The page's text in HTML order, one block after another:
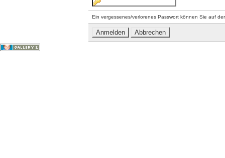
Ein vergessenes/verlorenes Passwort können Sie auf